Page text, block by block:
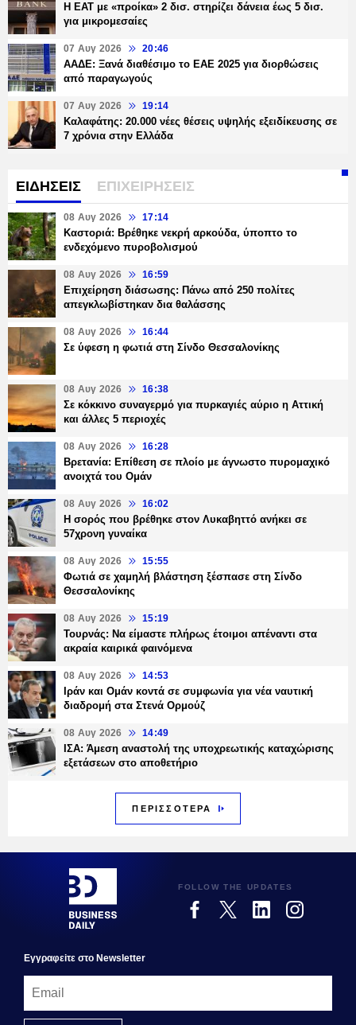
Η ΕΑΤ με «προίκα» 2 δισ. στηρίζει δάνεια έως 5 δισ.
για μικρομεσαίες
07 Αυγ 2026 20:46
ΑΑΔΕ: Ξανά διαθέσιμο το ΕΑΕ 2025 για διορθώσεις
από παραγωγούς
07 Αυγ 2026 19:14
Καλαφάτης: 20.000 νέες θέσεις υψηλής εξειδίκευσης σε
7 χρόνια στην Ελλάδα
ΕΙΔΗΣΕΙΣ ΕΠΙΧΕΙΡΗΣΕΙΣ
08 Αυγ 2026 17:14
Καστοριά: Βρέθηκε νεκρή αρκούδα, ύποπτο το
ενδεχόμενο πυροβολισμού
08 Αυγ 2026 16:59
Επιχείρηση διάσωσης: Πάνω από 250 πολίτες
απεγκλωβίστηκαν δια θαλάσσης
08 Αυγ 2026 16:44
Σε ύφεση η φωτιά στη Σίνδο Θεσσαλονίκης
08 Αυγ 2026 16:38
Σε κόκκινο συναγερμό για πυρκαγιές αύριο η Αττική
και άλλες 5 περιοχές
08 Αυγ 2026 16:28
Βρετανία: Επίθεση σε πλοίο με άγνωστο πυρομαχικό
ανοιχτά του Ομάν
08 Αυγ 2026 16:02
Η σορός που βρέθηκε στον Λυκαβηττό ανήκει σε
57χρονη γυναίκα
08 Αυγ 2026 15:55
Φωτιά σε χαμηλή βλάστηση ξέσπασε στη Σίνδο
Θεσσαλονίκης
08 Αυγ 2026 15:19
Τουρνάς: Να είμαστε πλήρως έτοιμοι απέναντι στα
ακραία καιρικά φαινόμενα
08 Αυγ 2026 14:53
Ιράν και Ομάν κοντά σε συμφωνία για νέα ναυτική
διαδρομή στα Στενά Ορμούζ
08 Αυγ 2026 14:49
ΙΣΑ: Άμεση αναστολή της υποχρεωτικής καταχώρισης
εξετάσεων στο αποθετήριο
ΠΕΡΙΣΣΟΤΕΡΑ
FOLLOW THE UPDATES
Εγγραφεiτε στο Newsletter